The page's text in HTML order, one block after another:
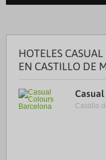
HOTELES
EN CASTILLO DE
Castillo